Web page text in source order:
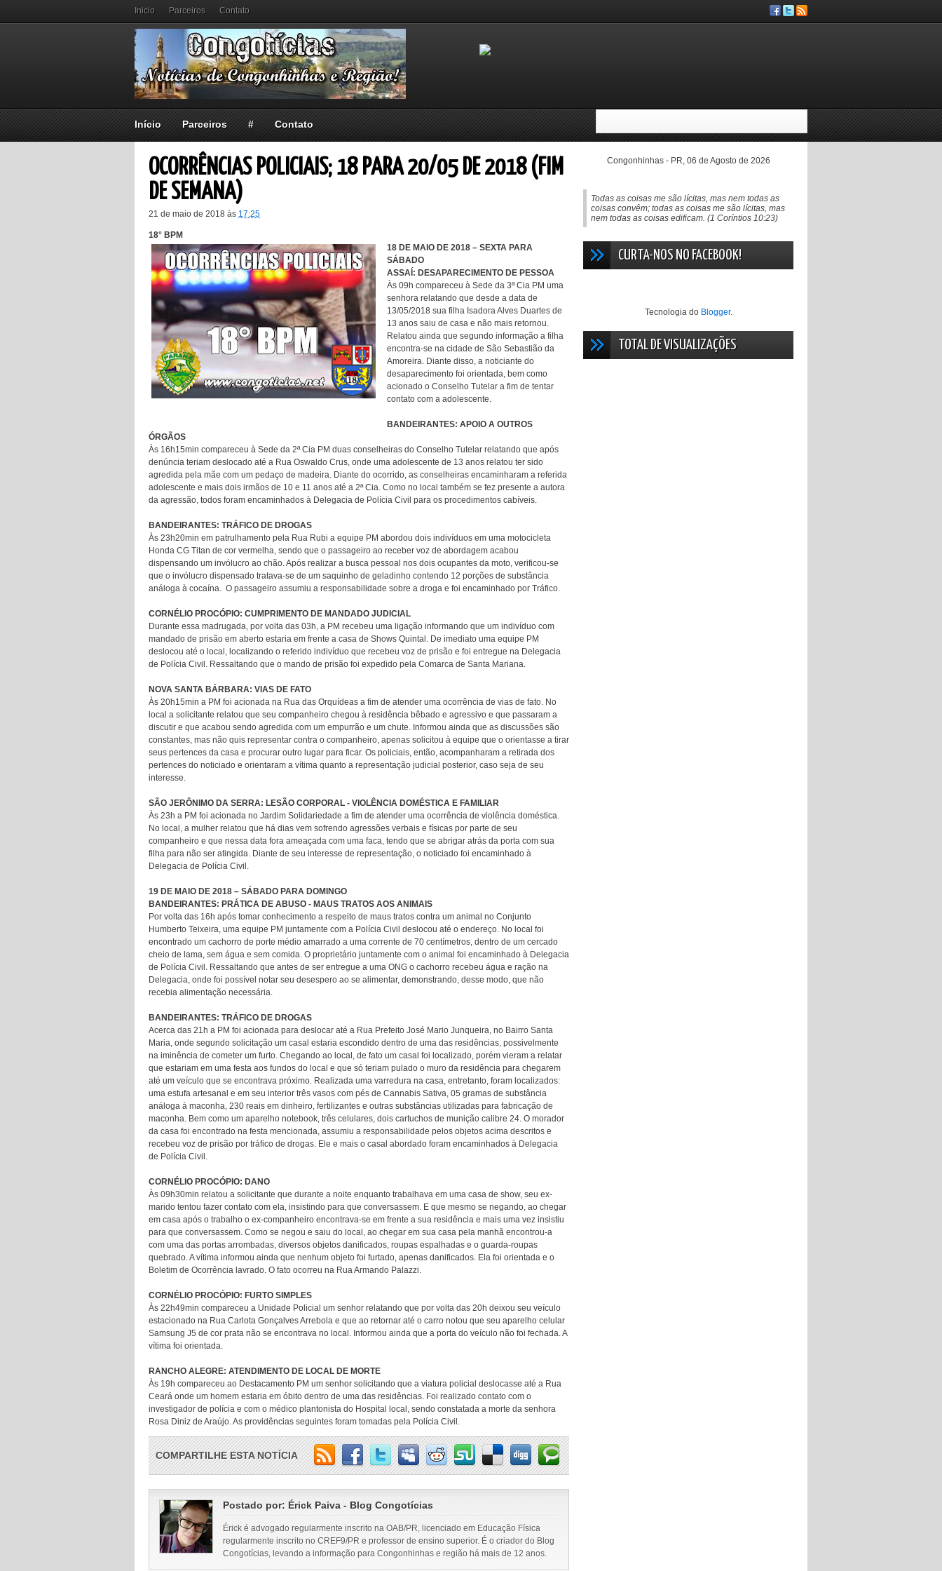
Inicio Parceiros Contato
Início Parceiros # Contato
OCORRÊNCIAS POLICIAIS; 18 PARA 20/05 DE 2018 (FIM
DE SEMANA)
21 de maio de 2018 às 17:25
18° BPM
18 DE MAIO DE 2018 – SEXTA PARA
SÁBADO
ASSAÍ: DESAPARECIMENTO DE PESSOA
Às 09h compareceu à Sede da 3ª Cia PM uma
senhora relatando que desde a data de
13/05/2018 sua filha Isadora Alves Duartes de
13 anos saiu de casa e não mais retornou.
Relatou ainda que segundo informação a filha
encontra-se na cidade de São Sebastião da
Amoreira. Diante disso, a noticiante do
desaparecimento foi orientada, bem como
acionado o Conselho Tutelar a fim de tentar
contato com a adolescente.
BANDEIRANTES: APOIO A OUTROS
ÓRGÃOS
Às 16h15min compareceu à Sede da 2ª Cia PM duas conselheiras do Conselho Tutelar relatando que após
denúncia teriam deslocado até a Rua Oswaldo Crus, onde uma adolescente de 13 anos relatou ter sido
agredida pela mãe com um pedaço de madeira. Diante do ocorrido, as conselheiras encaminharam a referida
adolescente e mais dois irmãos de 10 e 11 anos até a 2ª Cia. Como no local também se fez presente a autora
da agressão, todos foram encaminhados à Delegacia de Polícia Civil para os procedimentos cabíveis.
BANDEIRANTES: TRÁFICO DE DROGAS
Às 23h20min em patrulhamento pela Rua Rubi a equipe PM abordou dois indivíduos em uma motocicleta
Honda CG Titan de cor vermelha, sendo que o passageiro ao receber voz de abordagem acabou
dispensando um invólucro ao chão. Após realizar a busca pessoal nos dois ocupantes da moto, verificou-se
que o invólucro dispensado tratava-se de um saquinho de geladinho contendo 12 porções de substância
análoga à cocaína. O passageiro assumiu a responsabilidade sobre a droga e foi encaminhado por Tráfico.
CORNÉLIO PROCÓPIO: CUMPRIMENTO DE MANDADO JUDICIAL
Durante essa madrugada, por volta das 03h, a PM recebeu uma ligação informando que um indivíduo com
mandado de prisão em aberto estaria em frente a casa de Shows Quintal. De imediato uma equipe PM
deslocou até o local, localizando o referido indivíduo que recebeu voz de prisão e foi entregue na Delegacia
de Polícia Civil. Ressaltando que o mando de prisão foi expedido pela Comarca de Santa Mariana.
NOVA SANTA BÁRBARA: VIAS DE FATO
Às 20h15min a PM foi acionada na Rua das Orquídeas a fim de atender uma ocorrência de vias de fato. No
local a solicitante relatou que seu companheiro chegou à residência bêbado e agressivo e que passaram a
discutir e que acabou sendo agredida com um empurrão e um chute. Informou ainda que as discussões são
constantes, mas não quis representar contra o companheiro, apenas solicitou à equipe que o orientasse a tirar
seus pertences da casa e procurar outro lugar para ficar. Os policiais, então, acompanharam a retirada dos
pertences do noticiado e orientaram a vítima quanto a representação judicial posterior, caso seja de seu
interesse.
SÃO JERÔNIMO DA SERRA: LESÃO CORPORAL - VIOLÊNCIA DOMÉSTICA E FAMILIAR
Às 23h a PM foi acionada no Jardim Solidariedade a fim de atender uma ocorrência de violência doméstica.
No local, a mulher relatou que há dias vem sofrendo agressões verbais e físicas por parte de seu
companheiro e que nessa data fora ameaçada com uma faca, tendo que se abrigar atrás da porta com sua
filha para não ser atingida. Diante de seu interesse de representação, o noticiado foi encaminhado à
Delegacia de Polícia Civil.
19 DE MAIO DE 2018 – SÁBADO PARA DOMINGO
BANDEIRANTES: PRÁTICA DE ABUSO - MAUS TRATOS AOS ANIMAIS
Por volta das 16h após tomar conhecimento a respeito de maus tratos contra um animal no Conjunto
Humberto Teixeira, uma equipe PM juntamente com a Polícia Civil deslocou até o endereço. No local foi
encontrado um cachorro de porte médio amarrado a uma corrente de 70 centímetros, dentro de um cercado
cheio de lama, sem água e sem comida. O proprietário juntamente com o animal foi encaminhado à Delegacia
de Polícia Civil. Ressaltando que antes de ser entregue a uma ONG o cachorro recebeu água e ração na
Delegacia, onde foi possível notar seu desespero ao se alimentar, demonstrando, desse modo, que não
recebia alimentação necessária.
BANDEIRANTES: TRÁFICO DE DROGAS
Acerca das 21h a PM foi acionada para deslocar até a Rua Prefeito José Mario Junqueira, no Bairro Santa
Maria, onde segundo solicitação um casal estaria escondido dentro de uma das residências, possivelmente
na iminência de cometer um furto. Chegando ao local, de fato um casal foi localizado, porém vieram a relatar
que estariam em uma festa aos fundos do local e que só teriam pulado o muro da residência para chegarem
até um veículo que se encontrava próximo. Realizada uma varredura na casa, entretanto, foram localizados:
uma estufa artesanal e em seu interior três vasos com pés de Cannabis Sativa, 05 gramas de substância
análoga à maconha, 230 reais em dinheiro, fertilizantes e outras substâncias utilizadas para fabricação de
maconha. Bem como um aparelho notebook, três celulares, dois cartuchos de munição calibre 24. O morador
da casa foi encontrado na festa mencionada, assumiu a responsabilidade pelos objetos acima descritos e
recebeu voz de prisão por tráfico de drogas. Ele e mais o casal abordado foram encaminhados à Delegacia
de Polícia Civil.
CORNÉLIO PROCÓPIO: DANO
Às 09h30min relatou a solicitante que durante a noite enquanto trabalhava em uma casa de show, seu ex-
marido tentou fazer contato com ela, insistindo para que conversassem. E que mesmo se negando, ao chegar
em casa após o trabalho o ex-companheiro encontrava-se em frente a sua residência e mais uma vez insistiu
para que conversassem. Como se negou e saiu do local, ao chegar em sua casa pela manhã encontrou-a
com uma das portas arrombadas, diversos objetos danificados, roupas espalhadas e o guarda-roupas
quebrado. A vítima informou ainda que nenhum objeto foi furtado, apenas danificados. Ela foi orientada e o
Boletim de Ocorrência lavrado. O fato ocorreu na Rua Armando Palazzi.
CORNÉLIO PROCÓPIO: FURTO SIMPLES
Às 22h49min compareceu a Unidade Policial um senhor relatando que por volta das 20h deixou seu veículo
estacionado na Rua Carlota Gonçalves Arrebola e que ao retornar até o carro notou que seu aparelho celular
Samsung J5 de cor prata não se encontrava no local. Informou ainda que a porta do veículo não foi fechada. A
vítima foi orientada.
RANCHO ALEGRE: ATENDIMENTO DE LOCAL DE MORTE
Às 19h compareceu ao Destacamento PM um senhor solicitando que a viatura policial deslocasse até a Rua
Ceará onde um homem estaria em óbito dentro de uma das residências. Foi realizado contato com o
investigador de polícia e com o médico plantonista do Hospital local, sendo constatada a morte da senhora
Rosa Diniz de Araújo. As providências seguintes foram tomadas pela Polícia Civil.
COMPARTILHE ESTA NOTÍCIA
Postado por: Érick Paiva - Blog Congotícias
Érick é advogado regularmente inscrito na OAB/PR, licenciado em Educação Física
regularmente inscrito no CREF9/PR e professor de ensino superior. É o criador do Blog
Congotícias, levando a informação para Congonhinhas e região há mais de 12 anos.
Congonhinhas - PR, 06 de Agosto de 2026
Todas as coisas me são lícitas, mas nem todas as
coisas convêm; todas as coisas me são lícitas, mas
nem todas as coisas edificam. (1 Coríntios 10:23)
CURTA-NOS NO FACEBOOK!
Tecnologia do Blogger.
TOTAL DE VISUALIZAÇÕES